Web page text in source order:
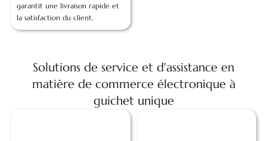
garantit une livraison rapide et
la satisfaction du client.
Solutions de service et d'assistance en
matière de commerce électronique à
guichet unique